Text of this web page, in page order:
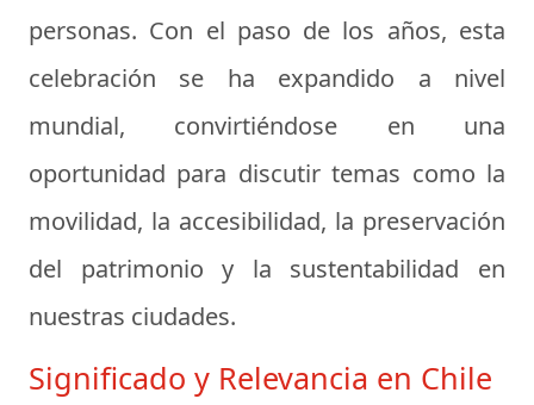
personas. Con el paso de los años, esta
celebración se ha expandido a nivel
mundial, convirtiéndose en una
oportunidad para discutir temas como la
movilidad, la accesibilidad, la preservación
del patrimonio y la sustentabilidad en
nuestras ciudades.
Significado y Relevancia en Chile